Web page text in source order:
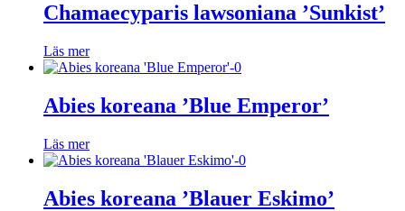
Chamaecyparis lawsoniana ’Sunkist’
Läs mer
Abies koreana ’Blue Emperor’
Läs mer
Abies koreana ’Blauer Eskimo’